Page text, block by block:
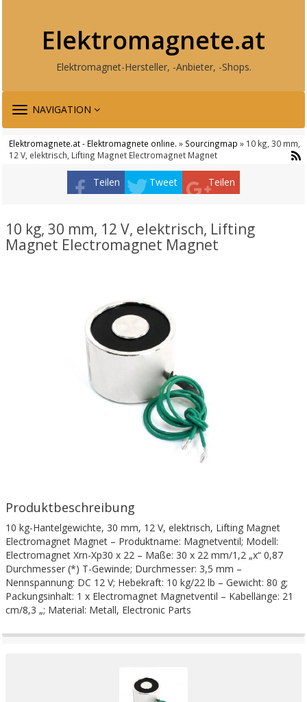
Elektromagnete.at
Elektromagnet-Hersteller, -Anbieter, -Shops.
TOGGLE
NAVIGATION
Elektromagnete.at - Elektromagnete online. » Sourcingmap » 10 kg, 30 mm,
12 V, elektrisch, Lifting Magnet Electromagnet Magnet
Teilen Tweet Teilen
10 kg, 30 mm, 12 V, elektrisch, Lifting
Magnet Electromagnet Magnet
Produktbeschreibung
10 kg-Hantelgewichte, 30 mm, 12 V, elektrisch, Lifting Magnet
Electromagnet Magnet – Produktname: Magnetventil; Modell:
Electromagnet Xrn-Xp30 x 22 – Maße: 30 x 22 mm/1,2 „x“ 0,87
Durchmesser (*) T-Gewinde; Durchmesser: 3,5 mm –
Nennspannung: DC 12 V; Hebekraft: 10 kg/22 lb – Gewicht: 80 g;
Packungsinhalt: 1 x Electromagnet Magnetventil – Kabellänge: 21
cm/8,3 „; Material: Metall, Electronic Parts